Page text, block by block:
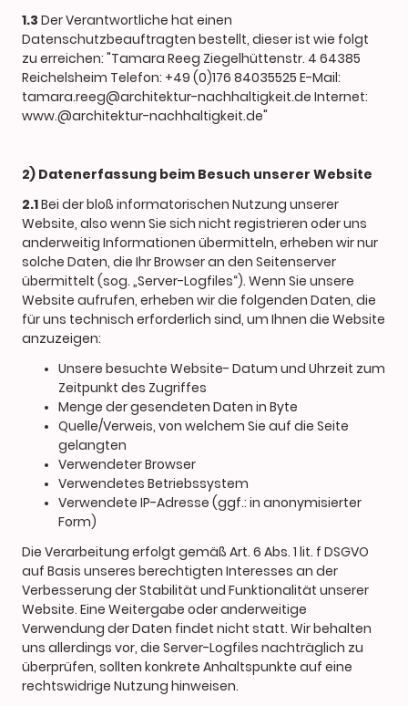
1.3 Der Verantwortliche hat einen
Datenschutzbeauftragten bestellt, dieser ist wie folgt
zu erreichen: "Tamara Reeg Ziegelhüttenstr. 4 64385
Reichelsheim Telefon: +49 (0)176 84035525 E-Mail:
tamara.reeg@architektur-nachhaltigkeit.de Internet:
www.@architektur-nachhaltigkeit.de"
2) Datenerfassung beim Besuch unserer Website
2.1Bei der bloß informatorischen Nutzung unserer
Website, also wenn Sie sich nicht registrieren oder uns
anderweitig Informationen übermitteln, erheben wir nur
solche Daten, die Ihr Browser an den Seitenserver
übermittelt (sog. „Server-Logfiles“). Wenn Sie unsere
Website aufrufen, erheben wir die folgenden Daten, die
für uns technisch erforderlich sind, um Ihnen die Website
anzuzeigen:
Unsere besuchte Website- Datum und Uhrzeit zum
Zeitpunkt des Zugriffes
Menge der gesendeten Daten in Byte
Quelle/Verweis, von welchem Sie auf die Seite
gelangten
Verwendeter Browser
Verwendetes Betriebssystem
Verwendete IP-Adresse (ggf.: in anonymisierter
Form)
Die Verarbeitung erfolgt gemäß Art. 6 Abs. 1 lit. f DSGVO
auf Basis unseres berechtigten Interesses an der
Verbesserung der Stabilität und Funktionalität unserer
Website. Eine Weitergabe oder anderweitige
Verwendung der Daten findet nicht statt. Wir behalten
uns allerdings vor, die Server-Logfiles nachträglich zu
überprüfen, sollten konkrete Anhaltspunkte auf eine
rechtswidrige Nutzung hinweisen.